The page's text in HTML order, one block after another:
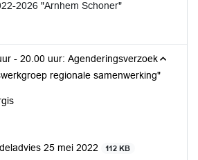
2026 "Arnhem Schoner"
- 20.00 uur: Agenderingsverzoek
regionale samenwerking"
25 mei 2022
112 KB